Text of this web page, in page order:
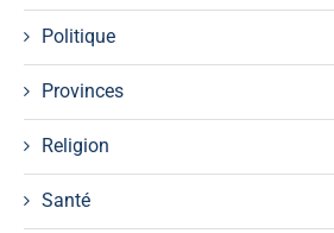
Politique
Provinces
Religion
Santé